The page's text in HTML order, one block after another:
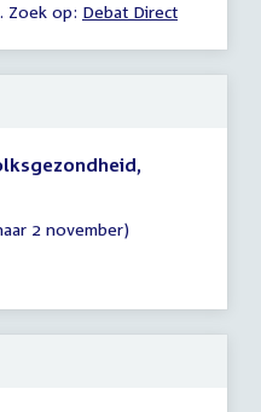
Zoek op: Debat Direct
2 november)